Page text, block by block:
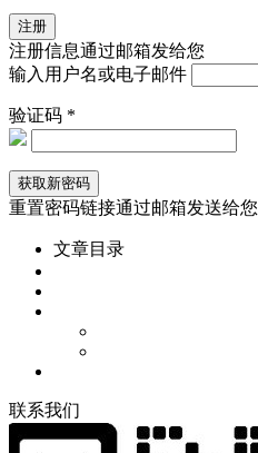
注册信息通过邮箱发给您
输入用户名或电子邮件
验证码 *
重置密码链接通过邮箱发送给您
文章目录
联系我们